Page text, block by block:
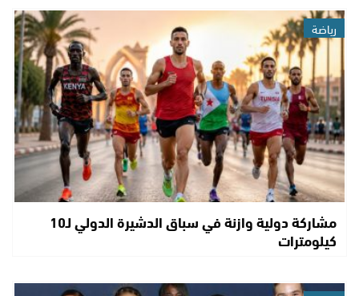
رياضة
مشاركة دولية وازنة في سباق الدشيرة الدولي لـ10
كيلومترات